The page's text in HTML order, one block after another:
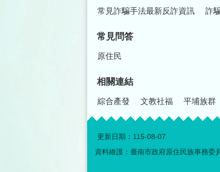
常見詐騙手法最新反詐資訊 詐
常見問答
原住民
相關連結
綜合產發 文教社福 平埔族群
更新日期： 115-08-07
資料維護：臺南市政府原住民族事務委